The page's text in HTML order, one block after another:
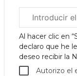
electrónico
corporativo
Al hacer clic en
declaro que he
deseo recibir la
Autorizo el